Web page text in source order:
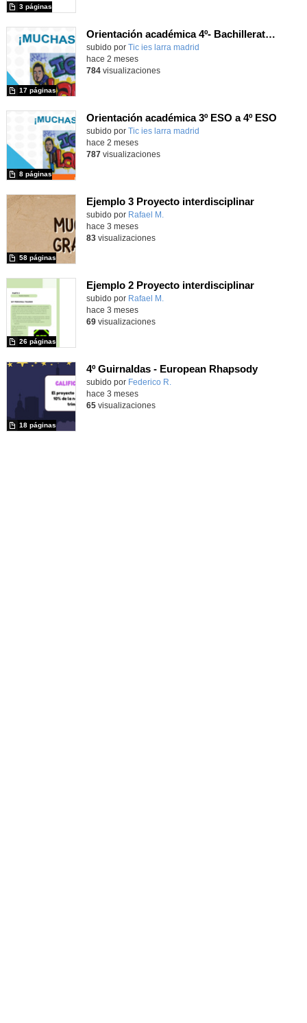
3 páginas
Orientación académica 4º- Bachillerato 23
subido por Tic ies larra madrid
17 páginas
hace 2 meses
784visualizaciones
Orientación académica 3º ESO a 4º ESO
subido por Tic ies larra madrid
8 páginas
hace 2 meses
787visualizaciones
Ejemplo 3 Proyecto interdisciplinar
Contenido educativo.
subido por Rafael M.
58 páginas
hace 3 meses
83visualizaciones
Ejemplo 2 Proyecto interdisciplinar
Contenido educativo.
subido por Rafael M.
26 páginas
hace 3 meses
69visualizaciones
4º Guirnaldas - European Rhapsody
Contenido educativo.
subido por Federico R.
18 páginas
hace 3 meses
65visualizaciones